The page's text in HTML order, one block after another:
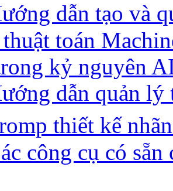
dẫn tạo và
toán
kỷ nguyên
dẫn quản lý
thiết kế
công cụ có